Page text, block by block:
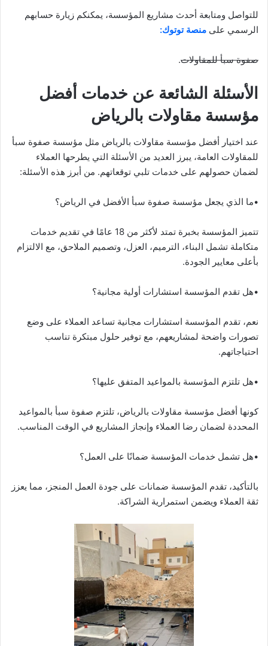
للتواصل ومتابعة أحدث مشاريع المؤسسة، يمكنكم زيارة حسابهم
الرسمي على منصة توتوك:
صفوة سبأ للمقاولات.
الأسئلة الشائعة عن خدمات أفضل
مؤسسة مقاولات بالرياض
عند اختيار أفضل مؤسسة مقاولات بالرياض مثل مؤسسة صفوة سبأ
للمقاولات العامة، يبرز العديد من الأسئلة التي يطرحها العملاء
لضمان حصولهم على خدمات تلبي توقعاتهم. من أبرز هذه الأسئلة:
•ما الذي يجعل مؤسسة صفوة سبأ الأفضل في الرياض؟
تتميز المؤسسة بخبرة تمتد لأكثر من 18 عامًا في تقديم خدمات
متكاملة تشمل البناء، الترميم، العزل، وتصميم الملاحق، مع الالتزام
بأعلى معايير الجودة.
•هل تقدم المؤسسة استشارات أولية مجانية؟
نعم، تقدم المؤسسة استشارات مجانية تساعد العملاء على وضع
تصورات واضحة لمشاريعهم، مع توفير حلول مبتكرة تناسب
احتياجاتهم.
•هل تلتزم المؤسسة بالمواعيد المتفق عليها؟
كونها أفضل مؤسسة مقاولات بالرياض، تلتزم صفوة سبأ بالمواعيد
المحددة لضمان رضا العملاء وإنجاز المشاريع في الوقت المناسب.
•هل تشمل خدمات المؤسسة ضمانًا على العمل؟
بالتأكيد، تقدم المؤسسة ضمانات على جودة العمل المنجز، مما يعزز
ثقة العملاء ويضمن استمرارية الشراكة.